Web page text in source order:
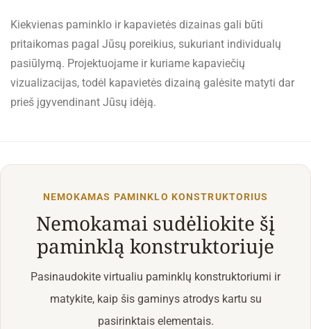
Kiekvienas paminklo ir kapavietės dizainas gali būti
pritaikomas pagal Jūsų poreikius, sukuriant individualų
pasiūlymą. Projektuojame ir kuriame kapaviečių
vizualizacijas, todėl kapavietės dizainą galėsite matyti dar
prieš įgyvendinant Jūsų idėją.
NEMOKAMAS PAMINKLO KONSTRUKTORIUS
Nemokamai sudėliokite šį
paminklą konstruktoriuje
Pasinaudokite virtualiu paminklų konstruktoriumi ir
matykite, kaip šis gaminys atrodys kartu su
pasirinktais elementais.